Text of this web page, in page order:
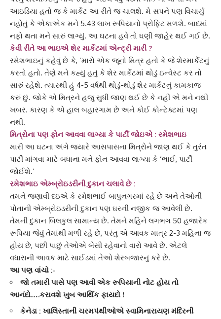
આઇડિયા હતો જ કે માર્કેટ આ રીતે જ ચાલશે. મે સપને પણ વિચાર્યું
નહોતું કે એકાએક મને 5.43 લાખ રૂપિયાનો પ્રોફિટ મળશે. બાદમાં
નફો થતા મને સારું લાગ્યું. આ ઘટના હવે તો ઘણી જાહેર થઈ ગઈ છે.
કેવી રીતે આ ભાઇએ શેર માર્કેટમાં એન્ટ્રી મારી ?
રમેશભાઇનું કહેવું છે કે, ‘મારો એક જૂનો મિત્ર હતો કે જે શેરમાર્કેટનું
કરતો હતો. તેણે મને કહ્યું હતું કે શેર માર્કેટમાં થોડું ઇન્વેસ્ટ કર તો
સારું રહેશે. ત્યારથી હું 4-5 વર્ષથી થોડું-થોડું શેર માર્કેટનું કામકાજ
કરું છું. જોકે એ મિત્રને હજુ સુધી જાણ થઈ છે કે નહીં એ મને નથી
ખબર. કારણ કે એ હાલ બહારગામ છે અને કોઈ કોન્ટેક્ટમાં પણ
નથી.
મિત્રોના પણ ફોન આવવા લાગ્યા કે પાર્ટી જોઇએ : રમેશભાઇ
મારી આ ઘટના અંગે જ્યારે આસપાસના મિત્રોને જાણ થઈ કે તુરંત
પાર્ટી માંગવા માટે બધાના મને ફોન આવવા લાગ્યા કે ‘ભાઈ, પાર્ટી
જોઈશે.’
રમેશભાઇ એમ્બ્રોઇડરીની દુકાન ચલાવે છે :
તમને જણાવી દઇએ કે રમેશભાઈ બાપુનગરમાં રહે છે અને તેઓની
પોતાની એમ્બ્રોઇડરીની દુકાન પણ ઘરની નજીક જ આવેલી છે.
તેમની દુકાન બિલકુલ સામાન્ય છે. તેમને મહિને લગભગ 50 હજારેક
રૂપિયા જેવું તેમાંથી મળી રહે છે, પરંતુ એ આવક માત્ર 2-3 મહિના જ
હોય છે, પછી પાછું તેઓએ બેસી રહેવાનો વારો આવે છે. એટલે
વધારાની આવક માટે સાઈડમાં તેઓ શેરબજારનું કરે છે.
આ પણ વાંચો :-
જો તમારી પાસે પણ આવી એક રૂપિયાની નોટ હોય તો
આનંદો….કરાવશે ખુબ આર્થિક ફાયદો !
કેનેડા : ખાલિસ્તાની ચરમપંથીઓએ સ્વામિનારાયણ મંદિરની